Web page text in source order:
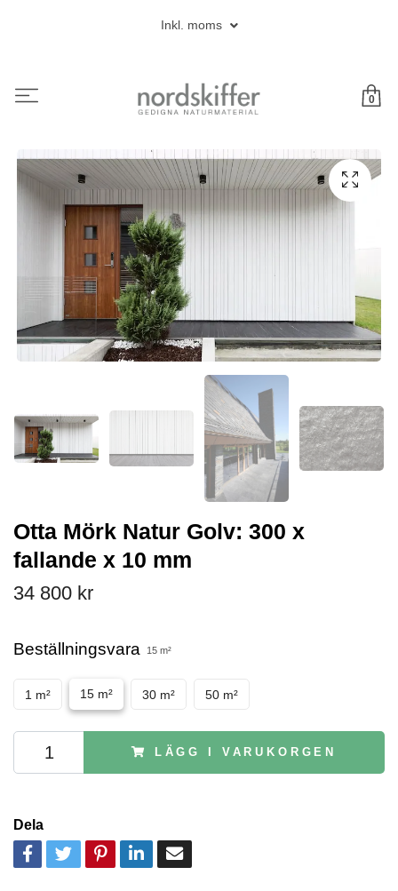
Inkl. moms
0
Otta Mörk Natur Golv: 300 x
fallande x 10 mm
34 800 kr
Beställningsvara 15 m²
1 m² 15 m² 30 m² 50 m²
LÄGG I VARUKORGEN
Dela